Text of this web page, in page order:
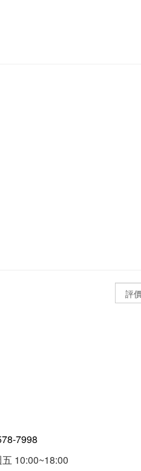
7998
10:00~18:00